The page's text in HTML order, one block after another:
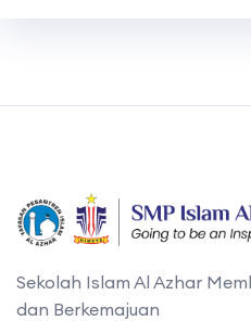
Sekolah Islam Al Azhar
dan Berkemajuan